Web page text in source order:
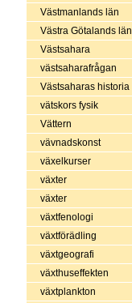
Västmanlands län
Västra Götalands län
Västsahara
västsaharafrågan
Västsaharas historia
vätskors fysik
Vättern
vävnadskonst
växelkurser
växter
växter
växtfenologi
växtförädling
växtgeografi
växthuseffekten
växtplankton